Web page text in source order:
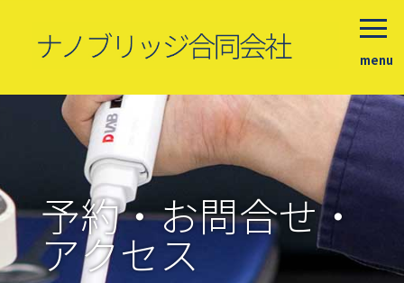
menu
予約・お問合せ・
アクセス